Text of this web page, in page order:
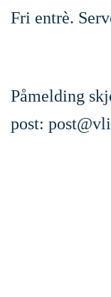
Fri entrè.
Påmelding
post: